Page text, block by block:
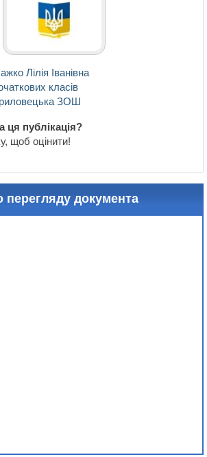
Лілія Іванівна
класів
ЗОШ
ця публікація?
щоб оцінити!
перегляду документа